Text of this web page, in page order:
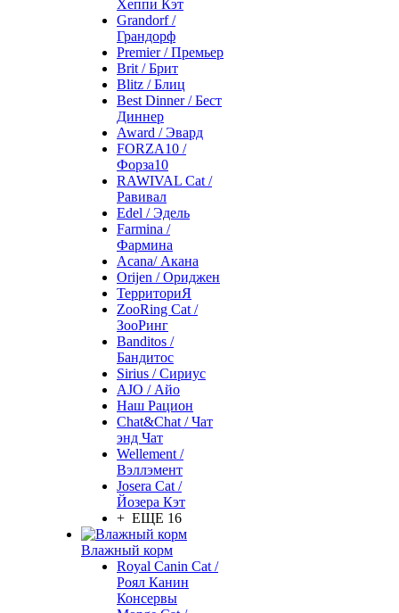
Хеппи Кэт
Grandorf /
Грандорф
Premier / Премьер
Brit / Брит
Blitz / Блиц
Best Dinner / Бест
Диннер
Award / Эвард
FORZA10 /
Форза10
RAWIVAL Cat /
Равивал
Edel / Эдель
Farmina /
Фармина
Acana/ Акана
Orijen / Ориджен
ТерриториЯ
ZooRing Cat /
ЗооРинг
Banditos /
Бандитос
Sirius / Сириус
AJO / Айо
Наш Рацион
Chat&Chat / Чат
энд Чат
Wellement /
Вэллэмент
Josera Cat /
Йозера Кэт
+ ЕЩЕ 16
Влажный корм
Royal Canin Cat /
Роял Канин
Консервы